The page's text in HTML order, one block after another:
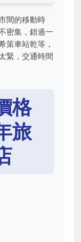
間的移動時
密集，錯過一
策車站乾等，
緊，交通時間
格
旅